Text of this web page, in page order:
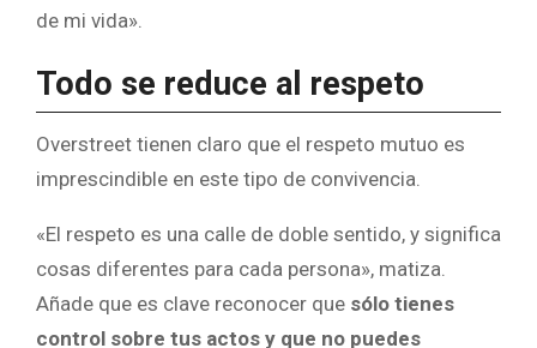
de mi vida».
Todo se reduce al respeto
Overstreet tienen claro que el respeto mutuo es
imprescindible en este tipo de convivencia.
«El respeto es una calle de doble sentido, y significa
cosas diferentes para cada persona», matiza.
Añade que es clave reconocer que sólo tienes
control sobre tus actos y que no puedes